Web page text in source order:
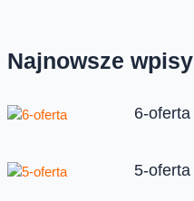
Najnowsze wpisy
6-oferta
5-oferta